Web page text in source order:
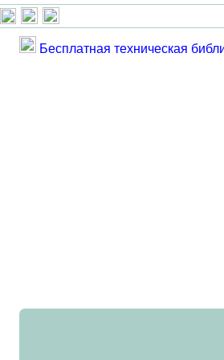
Бесплатная техническая